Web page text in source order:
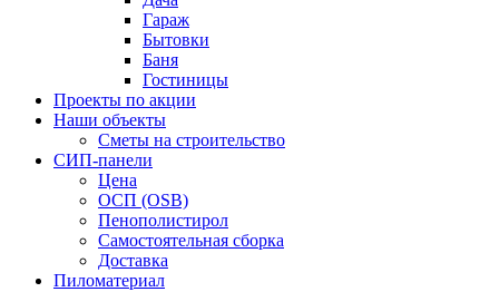
Гараж
Бытовки
Баня
Гостиницы
Проекты по акции
Наши объекты
Сметы на строительство
СИП-панели
Цена
ОСП (OSB)
Пенополистирол
Самостоятельная сборка
Доставка
Пиломатериал